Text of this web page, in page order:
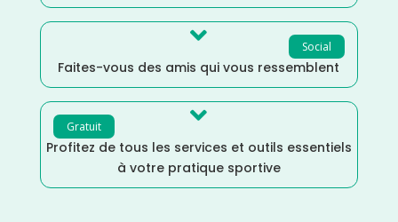
Social

Faites-vous des amis qui vous ressemblent
Gratuit 
Profitez de tous les services et outils essentiels
à votre pratique sportive